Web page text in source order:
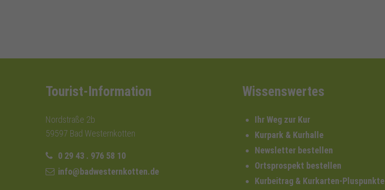
Tourist-Information
Nordstraße 2b
59597 Bad Westernkotten
0 29 43 . 976 58 10
info@badwesternkotten.de
Wissenswertes
Ihr Weg zur Kur
Kurpark & Kurhalle
Newsletter bestellen
Ortsprospekt bestellen
Kurbeitrag & Kurkarten-Pluspunkte